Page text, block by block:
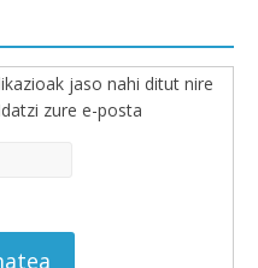
jaso nahi ditut nire
zure e-posta